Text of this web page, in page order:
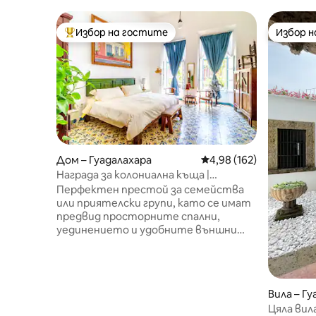
Най-популярен избор на гостите
Избор на гостите
Дом – Гуадалахара Средна оценка: 4,98
4,98 (162)
Награда за колониална къща |
Разходка до катедралата
Перфектен престой за семейства
или приятелски групи, като се имат
предвид просторните спални,
уединението и удобните външни
Избор
Избор
Вила –
Цяла